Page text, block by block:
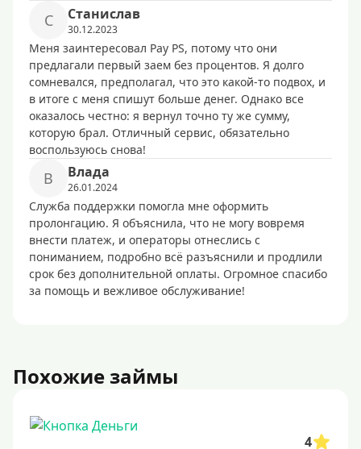
С Станислав
30.12.2023
Меня заинтересовал Pay PS, потому что они
предлагали первый заем без процентов. Я долго
сомневался, предполагал, что это какой-то подвох, и
в итоге с меня спишут больше денег. Однако все
оказалось честно: я вернул точно ту же сумму,
которую брал. Отличный сервис, обязательно
воспользуюсь снова!
В Влада
26.01.2024
Служба поддержки помогла мне оформить
пролонгацию. Я объяснила, что не могу вовремя
внести платеж, и операторы отнеслись с
пониманием, подробно всё разъяснили и продлили
срок без дополнительной оплаты. Огромное спасибо
за помощь и вежливое обслуживание!
Похожие займы
4